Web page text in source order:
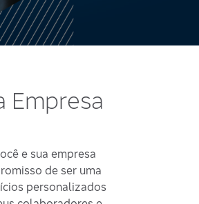
Empresa
e sua empresa
de ser uma
personalizados